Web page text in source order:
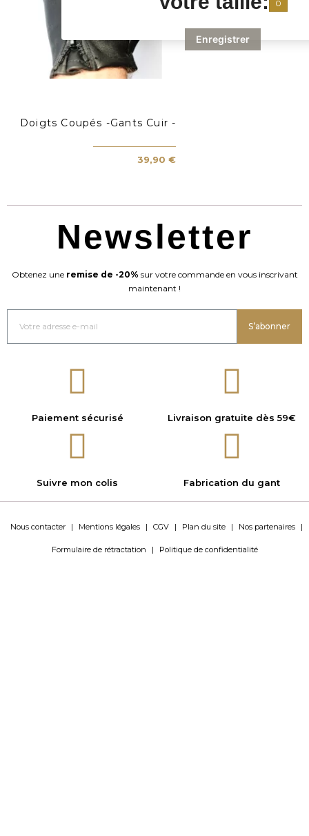
Doigts Coupés -Gants Cuir -
39,90 €
0
Enregistrer
Newsletter
Obtenez une remise de -20% sur votre commande en vous inscrivant
maintenant !
S’abonner
Paiement sécurisé Livraison gratuite dès 59€
Suivre mon colis Fabrication du gant
Nous contacter | Mentions légales | CGV | Plan du site | Nos partenaires |
Formulaire de rétractation | Politique de confidentialité